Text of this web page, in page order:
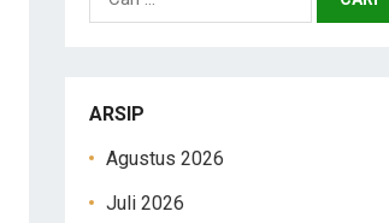
untuk:
ARSIP
Agustus 2026
Juli 2026